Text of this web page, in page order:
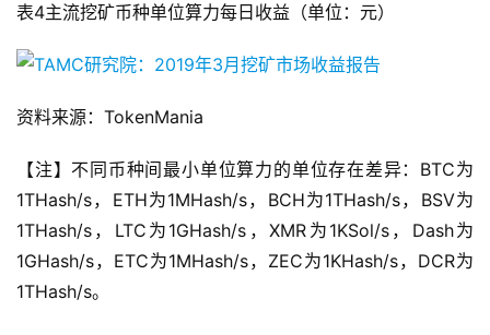
表4主流挖矿币种单位算力每日收益（单位：元）
资料来源：TokenMania
【注】不同币种间最小单位算力的单位存在差异：BTC为
1THash/s，ETH为1MHash/s，BCH为1THash/s，BSV为
1THash/s，LTC为1GHash/s，XMR为1KSol/s，Dash为
1GHash/s，ETC为1MHash/s，ZEC为1KHash/s，DCR为
1THash/s。